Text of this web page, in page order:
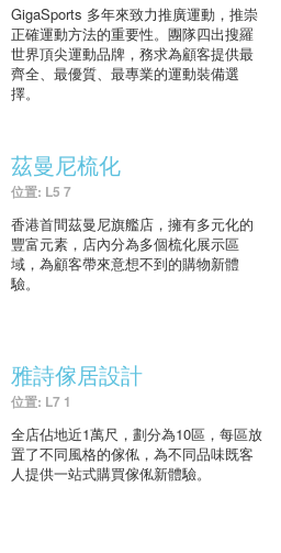
GigaSports 多年來致力推廣運動，推崇
正確運動方法的重要性。團隊四出搜羅
世界頂尖運動品牌，務求為顧客提供最
齊全、最優質、最專業的運動裝備選
擇。
茲曼尼梳化
位置: L5 7
香港首間茲曼尼旗艦店，擁有多元化的
豐富元素，店內分為多個梳化展示區
域，為顧客帶來意想不到的購物新體
驗。
雅詩傢居設計
位置: L7 1
全店佔地近1萬尺，劃分為10區，每區放
置了不同風格的傢俬，為不同品味既客
人提供一站式購買傢俬新體驗。